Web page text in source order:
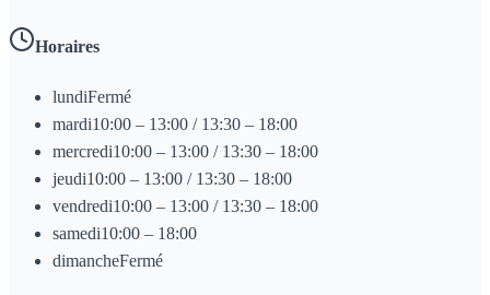
Horaires
lundiFermé
mardi10:00 – 13:00 / 13:30 – 18:00
mercredi10:00 – 13:00 / 13:30 – 18:00
jeudi10:00 – 13:00 / 13:30 – 18:00
vendredi10:00 – 13:00 / 13:30 – 18:00
samedi10:00 – 18:00
dimancheFermé